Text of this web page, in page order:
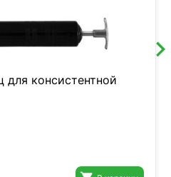
консистентной